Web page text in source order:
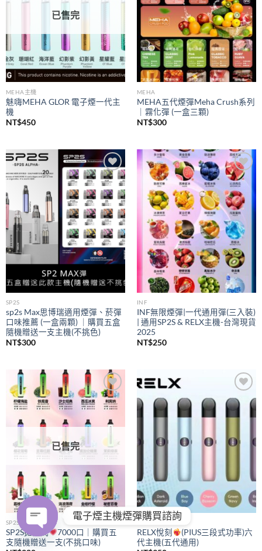
已售完
MEHA主機
魅嗨MEHA GLOR 電子煙一代主
機
NT$450
MEHA
MEHA五代煙彈Meha Crush系列
｜霧化彈 (一盒三顆)
NT$300
Add to
wishlist
SP2S
sp2s Max思博瑞適用煙彈、菸彈
口味推薦 (一盒兩顆) ｜購買五盒
隨機贈送一支主機(不挑色)
NT$300
Add to
wishlist
INF
INF無限煙彈|一代通用彈(三入裝)
| 通用SP2S & RELX主機-台灣現貨
2025
NT$250
Add to
wishlist
已售完
SP2S
SP2S拋棄式
7000口｜購買五
支隨機贈送一支(不挑口味)
Add to
wishlist
RELX
RELX悅刻
(PIUS三段式功率)六
代主機(五代通用)
電子煙主機煙彈購買諮詢
OPEN